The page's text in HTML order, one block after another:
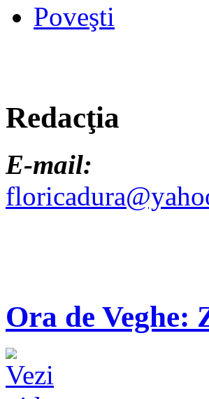
Poveşti
Redacţia
E-mail:
Ora de